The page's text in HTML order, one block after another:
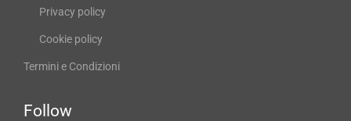
Privacy policy
Cookie policy
Termini e Condizioni
Follow